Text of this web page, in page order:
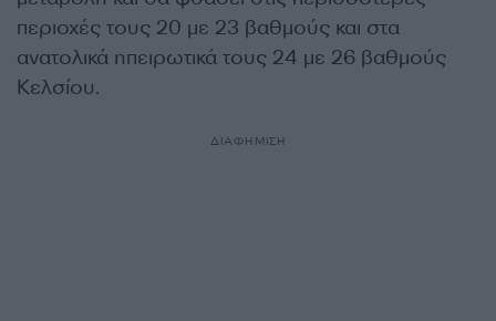
περιοχές τους 20 με 23 βαθμούς και στα
ανατολικά ηπειρωτικά τους 24 με 26 βαθμούς
Κελσίου.
ΔΙΑΦΗΜΙΣΗ